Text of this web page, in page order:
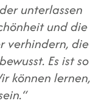
unterlassen
und die
verhindern, die
Es ist so
können lernen,